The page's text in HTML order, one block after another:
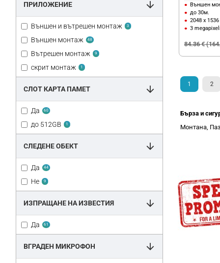
ПРИЛОЖЕНИЕ
Външен и вътрешен монтаж 3
Външен монтаж 48
Вътрешен монтаж 9
скрит монтаж 1
СЛОТ КАРТА ПАМЕТ
Да 60
до 512GB 1
СЛЕДЕНЕ ОБЕКТ
Да 44
Не 9
ИЗПРАЩАНЕ НА ИЗВЕСТИЯ
Да 61
ВГРАДЕН МИКРОФОН
Външен
до 30м.
2048 x 1536
3
84.36 €
1 2
Бърза и
Монтана,